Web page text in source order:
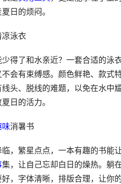
日的烦闷。
泳衣
少得了和水亲近？一套合适的泳
会有束缚感。颜色鲜艳、款式
头、脱线的难题，以免在水中
日的活力。
味消暑书
临，繁星点点，一本有趣的书能
集，让自己忘却白日的燥热。躺
好，字体清晰，排版合理，让你